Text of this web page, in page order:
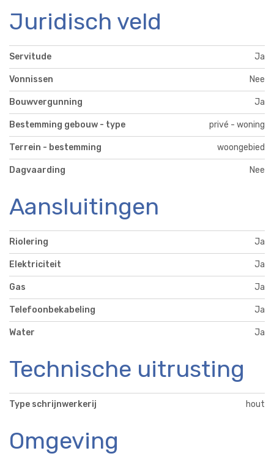
Juridisch veld
Servitude Ja
Vonnissen Nee
Bouwvergunning Ja
Bestemming gebouw - type privé - woning
Terrein - bestemming woongebied
Dagvaarding Nee
Aansluitingen
Riolering Ja
Elektriciteit Ja
Gas Ja
Telefoonbekabeling Ja
Water Ja
Technische uitrusting
Type schrijnwerkerij hout
Omgeving